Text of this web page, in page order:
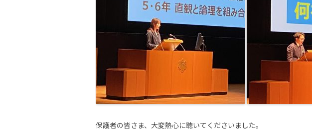
保護者の皆さま、大変熱心に聴いてくださいました。